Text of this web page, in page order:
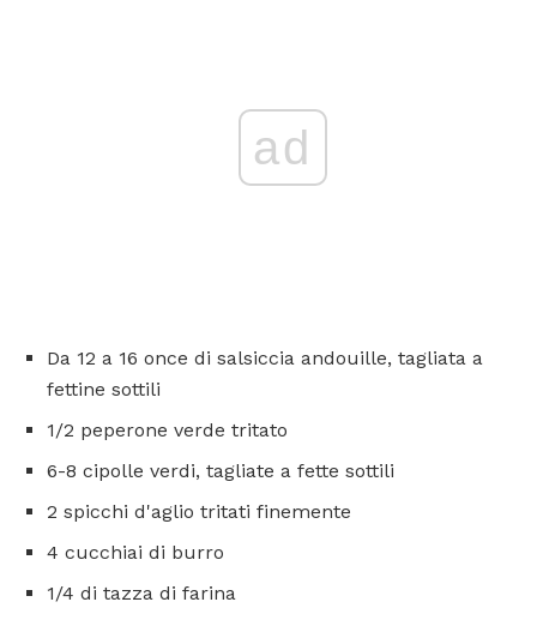
ad
Da 12 a 16 once di salsiccia andouille, tagliata a
fettine sottili
1/2 peperone verde tritato
6-8 cipolle verdi, tagliate a fette sottili
2 spicchi d'aglio tritati finemente
4 cucchiai di burro
1/4 di tazza di farina